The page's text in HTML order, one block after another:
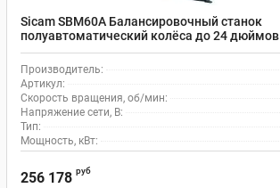
Sicam SBM60A Балансировочный станок
полуавтоматический колёса до 24 дюймов
Производитель:
Артикул:
Скорость вращения, об/мин:
Напряжение сети, В:
Тип:
Мощность, кВт:
256 178 руб